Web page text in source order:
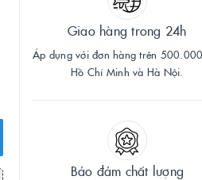
Giao hàng trong 24h
Áp dụng với đơn hàng trên
Hồ Chí Minh và Hà Nội.
Bảo đảm chất lượng